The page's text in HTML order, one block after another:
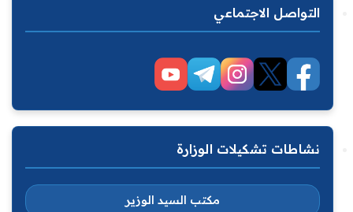
التواصل الاجتماعي
نشاطات تشكيلات الوزارة
مكتب السيد الوزير